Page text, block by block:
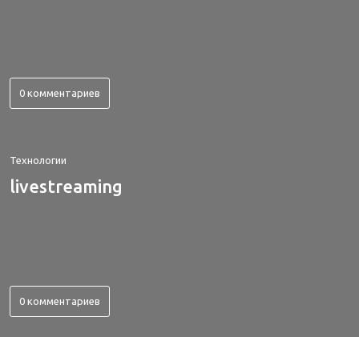
0 комментариев
Технологии
livestreaming
0 комментариев